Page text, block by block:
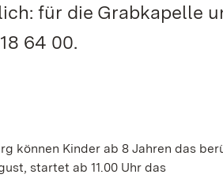
für die Grabkapelle
64 00.
können Kinder ab 8 Jahren das
startet ab 11.00 Uhr das